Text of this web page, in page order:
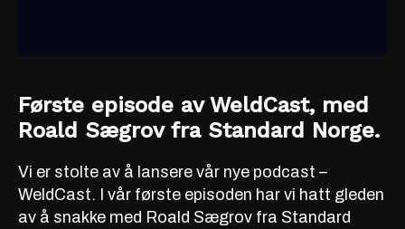
Første episode av WeldCast, med
Roald Sægrov fra Standard Norge.
Vi er stolte av å lansere vår nye podcast –
WeldCast. I vår første episoden har vi hatt gleden
av å snakke med Roald Sægrov fra Standard